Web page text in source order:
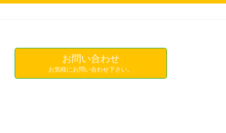
お問い合わせ
お気軽にお問い合わせ下さい。